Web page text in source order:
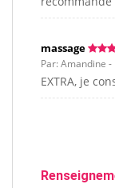
massage
Par: Amandine
EXTRA, je